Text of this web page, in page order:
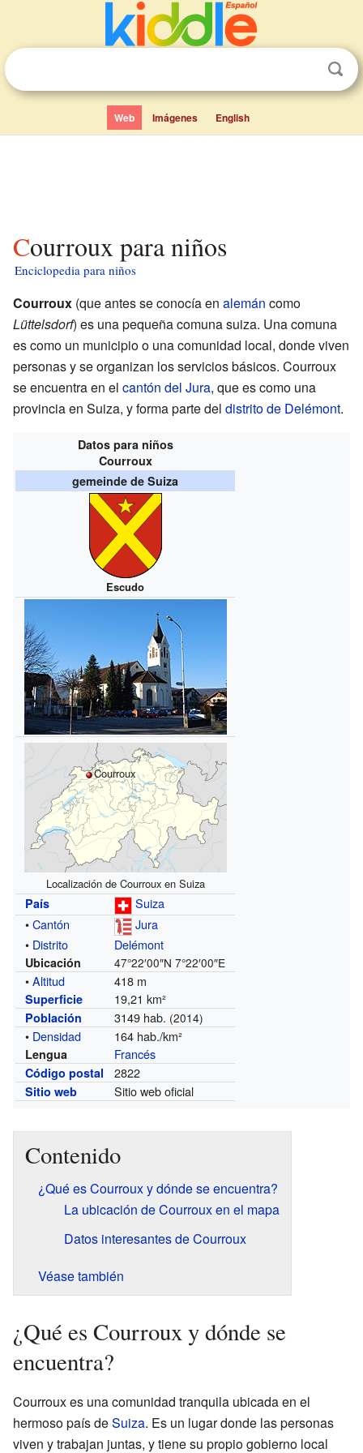
Web Imágenes English
Courroux para niños
Enciclopedia para niños
Courroux (que antes se conocía en alemán como
Lüttelsdorf) es una pequeña comuna suiza. Una comuna
es como un municipio o una comunidad local, donde viven
personas y se organizan los servicios básicos. Courroux
se encuentra en el cantón del Jura, que es como una
provincia en Suiza, y forma parte del distrito de Delémont.
Datos para niños
Courroux
gemeinde de Suiza
Escudo
Courroux
Localización de Courroux en Suiza
País
Suiza
•Cantón
Jura
• Distrito Delémont
Ubicación 47°22′00″N 7°22′00″E
•Altitud 418 m
Superficie 19,21 km²
Población 3149 hab. (2014)
• Densidad 164 hab./km²
Lengua Francés
Código postal 2822
Sitio web Sitio web oficial
Contenido
¿Qué es Courroux y dónde se encuentra?
La ubicación de Courroux en el mapa
Datos interesantes de Courroux
Véase también
¿Qué es Courroux y dónde se
encuentra?
Courroux es una comunidad tranquila ubicada en el
hermoso país deSuiza. Es un lugar donde las personas
viven y trabajan juntas, y tiene su propio gobierno local